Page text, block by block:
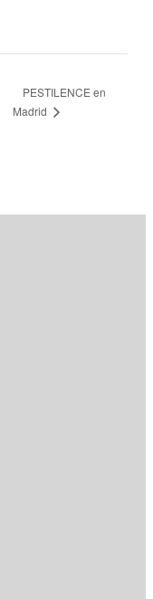
PESTILENCE en
Madrid